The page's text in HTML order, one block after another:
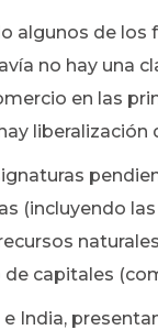
algunos de
no hay una
en las
(incluyendo
capitales
India,